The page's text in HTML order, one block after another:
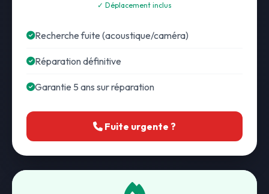
✓ Déplacement inclus
Recherche fuite (acoustique/caméra)
Réparation définitive
Garantie 5 ans sur réparation
Fuite urgente ?